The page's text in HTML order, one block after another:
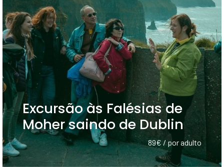
Excursão às Falésias de
Moher saindo de Dublin
89€ / por adulto